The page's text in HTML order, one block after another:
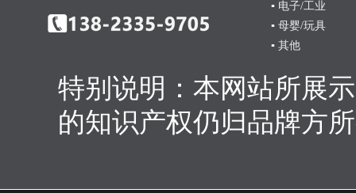
▪ 电子/工业
▪ 母婴/玩具
▪ 其他
特别说明：本网站所展
的知识产权仍归品牌方